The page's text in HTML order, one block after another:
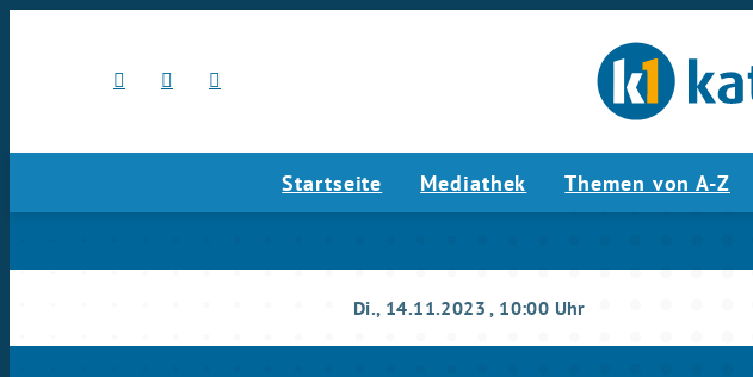
Startseite Mediathek Themen von A-Z
Di., 14.11.2023, 10:00 Uhr